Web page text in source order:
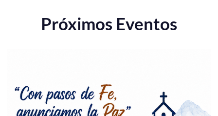
Próximos Eventos